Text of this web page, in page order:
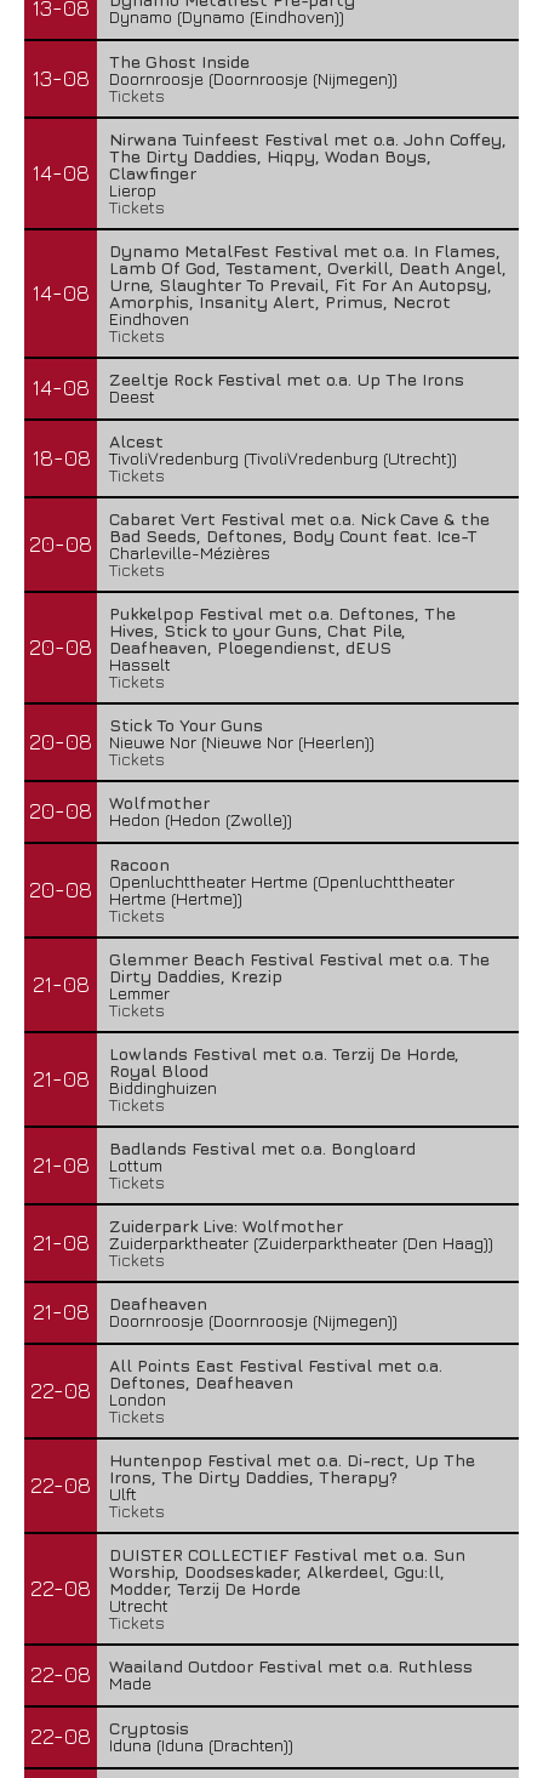
13-08
Dynamo (Dynamo (Eindhoven))
13-08
The Ghost Inside
Doornroosje (Doornroosje (Nijmegen))
Tickets
14-08
Nirwana Tuinfeest Festival met o.a. John Coffey,
The Dirty Daddies, Hiqpy, Wodan Boys,
Clawfinger
Lierop
Tickets
14-08
Dynamo MetalFest Festival met o.a. In Flames,
Lamb Of God, Testament, Overkill, Death Angel,
Urne, Slaughter To Prevail, Fit For An Autopsy,
Amorphis, Insanity Alert, Primus, Necrot
Eindhoven
Tickets
14-08
Zeeltje Rock Festival met o.a. Up The Irons
Deest
18-08
Alcest
TivoliVredenburg (TivoliVredenburg (Utrecht))
Tickets
20-08
Cabaret Vert Festival met o.a. Nick Cave & the
Bad Seeds, Deftones, Body Count feat. Ice-T
Charleville-Mézières
Tickets
20-08
Pukkelpop Festival met o.a. Deftones, The
Hives, Stick to your Guns, Chat Pile,
Deafheaven, Ploegendienst, dEUS
Hasselt
Tickets
20-08
Stick To Your Guns
Nieuwe Nor (Nieuwe Nor (Heerlen))
Tickets
20-08
Wolfmother
Hedon (Hedon (Zwolle))
20-08
Racoon
Openluchttheater Hertme (Openluchttheater
Hertme (Hertme))
Tickets
21-08
Glemmer Beach Festival Festival met o.a. The
Dirty Daddies, Krezip
Lemmer
Tickets
21-08
Lowlands Festival met o.a. Terzij De Horde,
Royal Blood
Biddinghuizen
Tickets
21-08
Badlands Festival met o.a. Bongloard
Lottum
Tickets
21-08
Zuiderpark Live: Wolfmother
Zuiderparktheater (Zuiderparktheater (Den Haag))
Tickets
21-08
Deafheaven
Doornroosje (Doornroosje (Nijmegen))
22-08
All Points East Festival Festival met o.a.
Deftones, Deafheaven
London
Tickets
22-08
Huntenpop Festival met o.a. Di-rect, Up The
Irons, The Dirty Daddies, Therapy?
Ulft
Tickets
22-08
DUISTER COLLECTIEF Festival met o.a. Sun
Worship, Doodseskader, Alkerdeel, Ggu:ll,
Modder, Terzij De Horde
Utrecht
Tickets
22-08
Waailand Outdoor Festival met o.a. Ruthless
Made
22-08
Cryptosis
Iduna (Iduna (Drachten))